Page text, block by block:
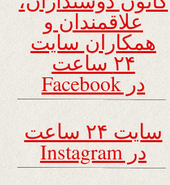
علاقمندان و
همکاران سایت
۲۴ ساعت
در Facebook
سایت ۲۴ ساعت
در Instagram